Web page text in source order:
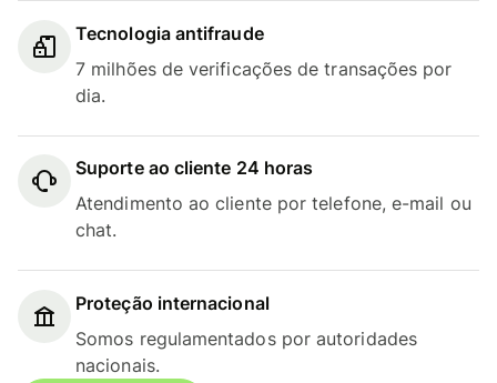
Tecnologia antifraude
7 milhões de verificações de transações por
dia.
Suporte ao cliente 24 horas
Atendimento ao cliente por telefone, e-mail ou
chat.
Proteção internacional
Somos regulamentados por autoridades
nacionais.